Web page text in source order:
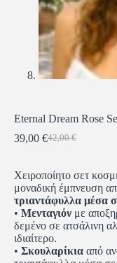
Eternal Dream Rose
42,00€
39,00 €
Χειροποίητο σετ
μοναδική έμπνευση
τριαντάφυλλα μέσα
• Μενταγιόν με
δεμένο σε ατσάλινη
ιδιαίτερο.
• Σκουλαρίκια από